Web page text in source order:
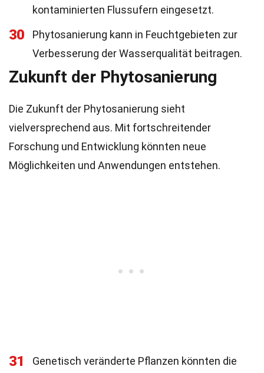
kontaminierten Flussufern eingesetzt.
30
Phytosanierung kann in Feuchtgebieten zur
Verbesserung der Wasserqualität beitragen.
Zukunft der Phytosanierung
Die Zukunft der Phytosanierung sieht
vielversprechend aus. Mit fortschreitender
Forschung und Entwicklung könnten neue
Möglichkeiten und Anwendungen entstehen.
31
Genetisch veränderte Pflanzen könnten die